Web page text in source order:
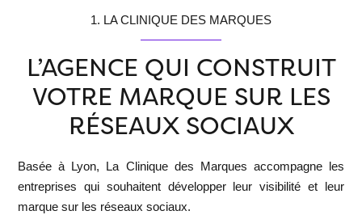
1. LA CLINIQUE DES MARQUES
L’AGENCE QUI CONSTRUIT
VOTRE MARQUE SUR LES
RÉSEAUX SOCIAUX
Basée à Lyon, La Clinique des Marques accompagne les
entreprises qui souhaitent développer leur visibilité et leur
marque sur les réseaux sociaux.